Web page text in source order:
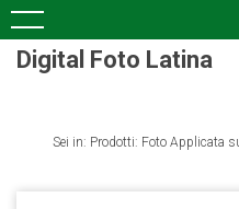
Digital Foto Latina
Sei in: Prodotti: Foto Applicata